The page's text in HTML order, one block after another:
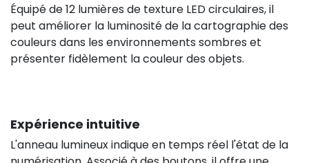
Équipé de 12 lumières de texture LED circulaires, il
peut améliorer la luminosité de la cartographie des
couleurs dans les environnements sombres et
présenter fidèlement la couleur des objets.
Expérience intuitive
L'anneau lumineux indique en temps réel l'état de la